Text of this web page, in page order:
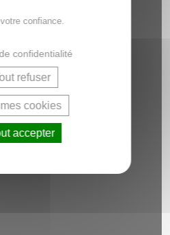
confiance.
confidentialité
refuser
cookies
accepter